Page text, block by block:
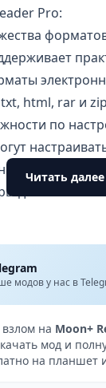
Pro:
html, rar и
по
отступы,
для
в форматах
по книге,
переход к
Читать далее
модов у нас в
на Moon+
мод и
на планшет